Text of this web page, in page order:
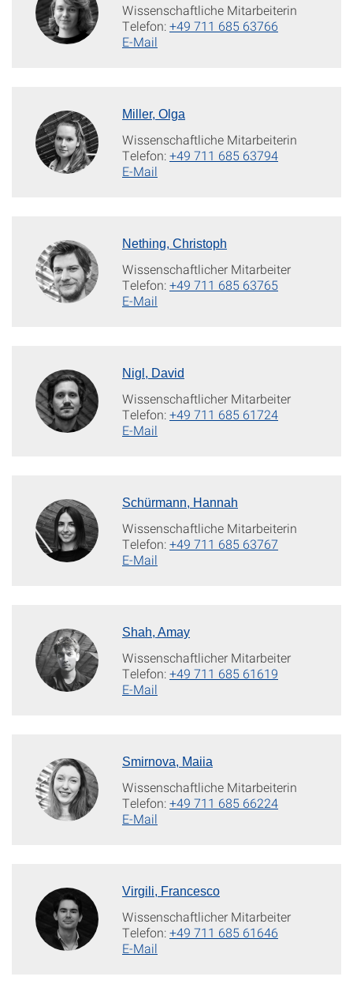
Wissenschaftliche Mitarbeiterin
Telefon:+49 711 685 63766
E-Mail
Miller, Olga
Wissenschaftliche Mitarbeiterin
Telefon:+49 711 685 63794
E-Mail
Nething, Christoph
Wissenschaftlicher Mitarbeiter
Telefon:+49 711 685 63765
E-Mail
Nigl, David
Wissenschaftlicher Mitarbeiter
Telefon:+49 711 685 61724
E-Mail
Schürmann, Hannah
Wissenschaftliche Mitarbeiterin
Telefon:+49 711 685 63767
E-Mail
Shah, Amay
Wissenschaftlicher Mitarbeiter
Telefon:+49 711 685 61619
E-Mail
Smirnova, Maiia
Wissenschaftliche Mitarbeiterin
Telefon:+49 711 685 66224
E-Mail
Virgili, Francesco
Wissenschaftlicher Mitarbeiter
Telefon:+49 711 685 61646
E-Mail